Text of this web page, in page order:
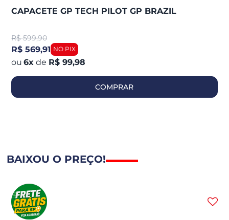
CAPACETE GP TECH PILOT GP BRAZIL
R$ 599,90
R$ 569,91
6x de R$ 99,98
COMPRAR
BAIXOU O PREÇO!